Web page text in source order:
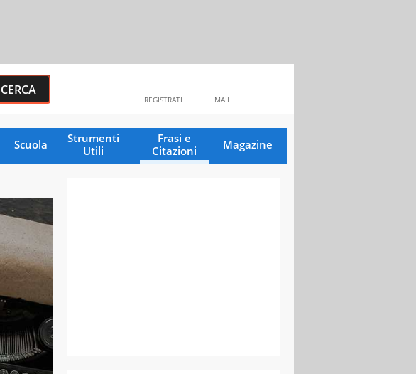
MAIL
REGISTRATI
Scuola
Strumenti
Utili
Frasi e
Citazioni
Magazine